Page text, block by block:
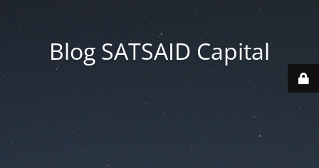
Blog SATSAID Capital